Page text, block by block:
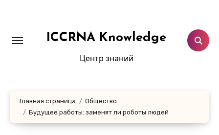
содержаниюICCRNA Knowledge
Центр знаний
Главная страница
Общество
Будущее работы: заменят ли роботы людей